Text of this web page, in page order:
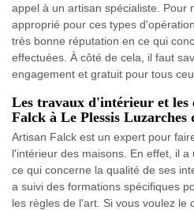
appel à un artisan spécialiste. Pour
approprié pour ces types
très bonne réputation en ce qui
effectuées. À côté de cela, il faut
engagement et gratuit pour tous
Les travaux d'intérieur et les
Falck à Le Plessis Luzarches
Artisan Falck est un expert pour
l'intérieur des maisons. En effet, il
ce qui concerne la qualité de ses
a suivi des formations spécifiques
les règles de l'art. Si vous voulez le